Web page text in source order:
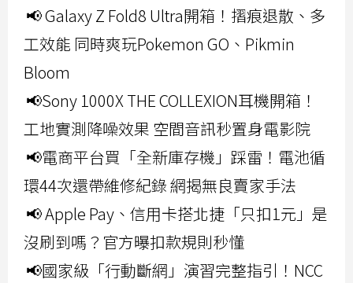
📢 Galaxy Z Fold8 Ultra開箱！摺痕退散、多
工效能 同時爽玩Pokemon GO、Pikmin
Bloom
📢Sony 1000X THE COLLEXION耳機開箱！
工地實測降噪效果 空間音訊秒置身電影院
📢電商平台買「全新庫存機」踩雷！電池循
環44次還帶維修紀錄 網揭無良賣家手法
📢 Apple Pay、信用卡搭北捷「只扣1元」是
沒刷到嗎？官方曝扣款規則秒懂
📢國家級「行動斷網」演習完整指引！NCC